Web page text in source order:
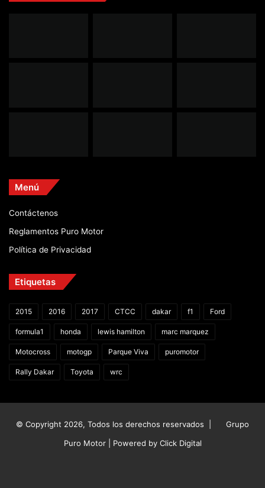
Menú
Contáctenos
Reglamentos Puro Motor
Política de Privacidad
Etiquetas
2015 2016 2017 CTCC dakar f1 Ford
formula1 honda lewis hamilton marc marquez
Motocross motogp Parque Viva puromotor
Rally Dakar Toyota wrc
© Copyright 2026, Todos los derechos reservados |
Grupo
Puro Motor | Powered by Click Digital